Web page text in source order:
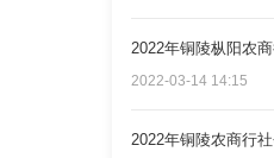
2022年铜陵枞阳农
2022-03-14 14:15
2022年铜陵农商行